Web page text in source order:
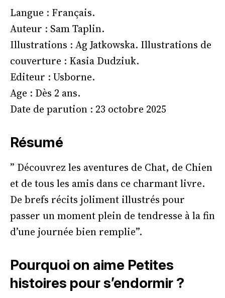
Langue : Français.
Auteur : Sam Taplin.
Illustrations : Ag Jatkowska. Illustrations de
couverture : Kasia Dudziuk.
Editeur : Usborne.
Age : Dès 2 ans.
Date de parution : 23 octobre 2025
Résumé
” Découvrez les aventures de Chat, de Chien
et de tous les amis dans ce charmant livre.
De brefs récits joliment illustrés pour
passer un moment plein de tendresse à la fin
d’une journée bien remplie”.
Pourquoi on aime Petites
histoires pour s’endormir ?